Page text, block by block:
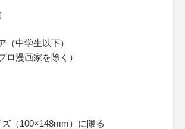
（中学生以下）
ロ漫画家を除く）
（100×148mm）に限る